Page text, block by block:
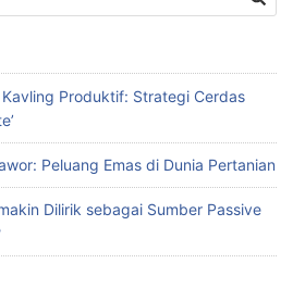
Produktif: Strategi Cerdas
Peluang Emas di Dunia Pertanian
Dilirik sebagai Sumber Passive